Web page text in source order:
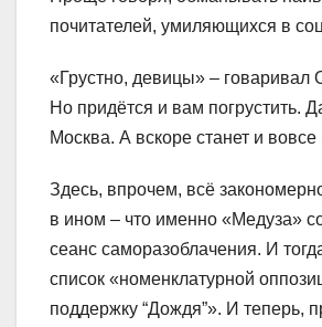
почитателей, умиляющихся в
«Грустно, девицы» – говаривал
Но придётся и вам погрустить.
Москва. А вскоре станет и
Здесь, впрочем, всё
в ином – что именно «Медуза»
сеанс саморазоблачения. И
список «номенклатурной
поддержку “Дождя”». И теперь,